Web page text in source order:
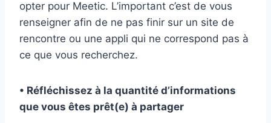
opter pour Meetic. L’important c’est de vous
renseigner afin de ne pas finir sur un site de
rencontre ou une appli qui ne correspond pas à
ce que vous recherchez.
• Réfléchissez à la quantité d’informations
que vous êtes prêt(e) à partager